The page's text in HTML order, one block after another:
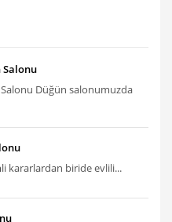
Salonu
Düğün salonumuzda
kararlardan biride evlili...